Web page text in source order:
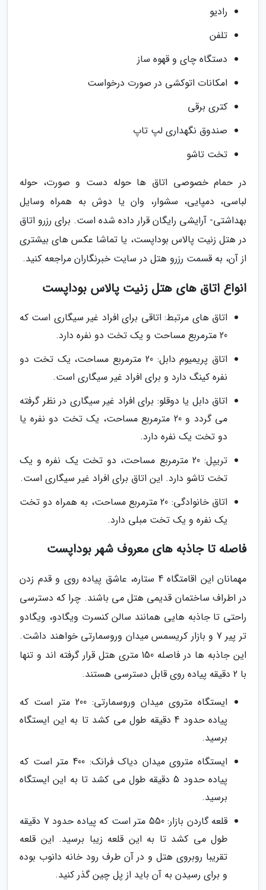
رادیو
تلفن
دستگاه چای و قهوه ساز
امکانات اتوکشی در صورت درخواست
کتری برقی
صندوق نگهداری لپ تاپ
تخت تاشو
در حمام خصوصی اتاق ها حوله دست و صورت، حوله
لباسی، دمپایی، سشوار، وان یا دوش به همراه وسایل
بهداشتی- آرایشی رایگان قرار داده شده است. برای رزرو اتاق
در هتل زنیت پالاس بوداپست، یا تماشا عکس های بیشتری
از آن، به قسمت رزرو هتل در سایت خبرنگاران مراجعه کنید.
انواع اتاق های هتل زنیت پالاس بوداپست
اتاق های مرتبط: اتاقی برای افراد غیر سیگاری است که
20 مترمربع مساحت و یک تخت دو نفره دارد.
اتاق پریمیوم دابل: 20 مترمربع مساحت، یک تخت دو
نفره کینگ دارد و برای افراد غیر سیگاری است.
اتاق دابل یا دوقلو: برای افراد غیر سیگاری در نظر گرفته
می گردد و 20 مترمربع مساحت، یک تخت دو نفره یا
دو تخت یک نفره دارد.
تریپل: 20 مترمربع مساحت، دو تخت یک نفره و یک
تخت تاشو دارد. این اتاق برای افراد غیر سیگاری است.
اتاق خانوادگی: 20 مترمربع مساحت، به همراه دو تخت
یک نفره و یک تخت مبلی دارد.
فاصله تا جاذبه های معروف شهر بوداپست
مهمانان این اقامتگاه 4 ستاره، عاشق پیاده روی و قدم زدن
در اطراف ساختمان قدیمی هتل می باشند. چرا که دسترسی
راحتی تا جاذبه هایی همانند سالن کنسرت ویگادو، ویگادو
تر پیر 7 و بازار کریسمس میدان وروسمارتی خواهند داشت.
این جاذبه ها در فاصله 150 متری هتل قرار گرفته اند و تنها
با 2 دقیقه پیاده روی قابل دسترسی هستند.
ایستگاه متروی میدان وروسمارتی: 200 متر است که
پیاده حدود 4 دقیقه طول می کشد تا به این ایستگاه
برسید.
ایستگاه متروی میدان دیاک فرانک: 400 متر است که
پیاده حدود 5 دقیقه طول می کشد تا به این ایستگاه
برسید.
قلعه گاردن بازار: 550 متر است که پیاده حدود 7 دقیقه
طول می کشد تا به این قلعه زیبا برسید. این قلعه
تقریبا روبروی هتل و در آن طرف رود خانه دانوب بوده
و برای رسیدن به آن باید از پل چین گذر کنید.